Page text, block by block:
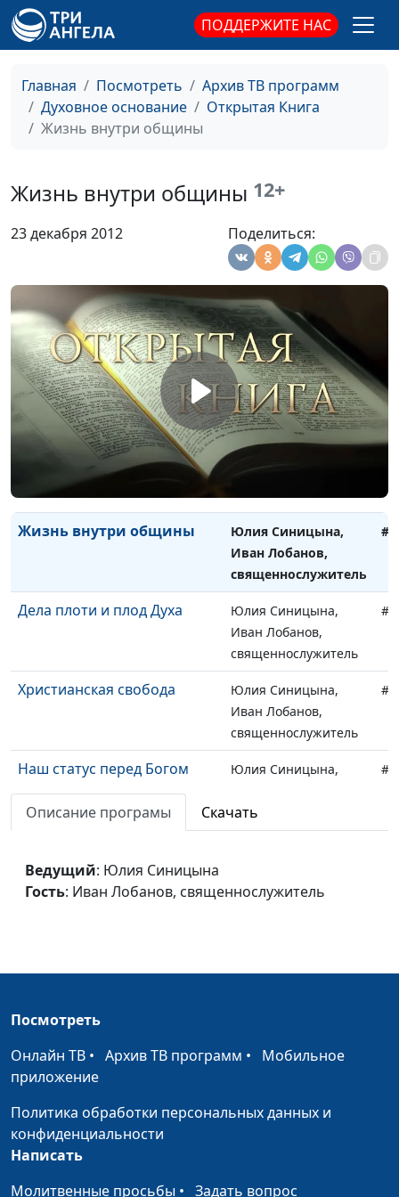
ПОДДЕРЖИТЕ НАС
Главная Посмотреть
Архив ТВ программ
Духовное основание
Открытая Книга
Жизнь внутри общины
Жизнь внутри общины 12+
23 декабря 2012 Поделиться:
священнослужитель
Выбор Церкви
Юлия Синицына,
Иван Вельгоша,
священнослужитель
Зачем нужна церковь?
Духовная жизнь семьи
Иван Вельгоша,
священнослужитель
Родители и дети
Иван Вельгоша,
священнослужитель
Сохранение семейного
союза
Юлия Синицына,
Иван Вельгоша,
священнослужитель
Принципы выбора спутника
Юлия Синицына,
Иван Вельгоша,
священнослужитель
Жизнь внутри общины
Юлия Синицына,
Иван Лобанов,
священнослужитель
Дела плоти и плод Духа
Юлия Синицына,
Иван Лобанов,
священнослужитель
Христианская свобода
Юлия Синицына,
Иван Лобанов,
священнослужитель
Наш статус перед Богом
Юлия Синицына,
священнослужитель
священнослужитель
священнослужитель
священнослужитель
Завет веры
Иван Лобанов,
Праведность Божья
Иван Лобанов,
Описание програмы Скачать
Ведущий: Юлия Синицына
Гость: Иван Лобанов, священнослужитель
Посмотреть
Онлайн ТВ • Архив ТВ программ • Мобильное
приложение
Политика обработки персональных данных и
конфиденциальности
Написать
Молитвенные просьбы • Задать вопрос